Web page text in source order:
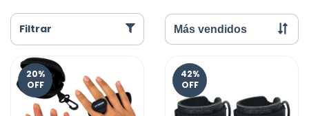
Filtrar
20%
OFF
42%
OFF